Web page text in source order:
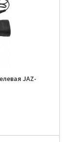
JAZ-